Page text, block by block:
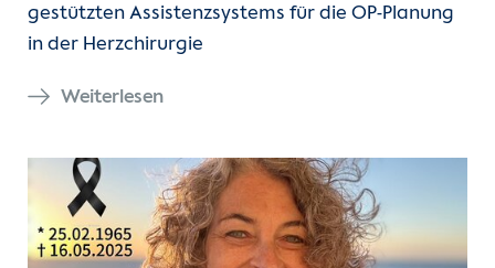
gestützten Assistenzsystems für die OP-Planung
in der Herzchirurgie
Weiterlesen